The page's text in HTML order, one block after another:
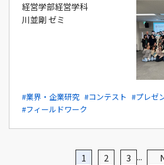
経営学部経営学科
川並剛 ゼミ
#業界・企業研究 #コンテスト #プレゼ
#フィールドワーク
1 2 3 ...